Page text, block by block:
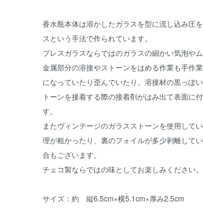
香水瓶本体は溶かしたガラスを型に流し込み圧
スという手法で作られています。
プレスガラスならではのガラスの細かい気泡や
金属部分の溶接やストーンをはめる作業も手作
になっていたり歪んでいたり、溶接材の黒っぽ
トーンを接着する際の接着剤がはみ出て表面に
す。
またヴィンテージのガラスストーンを使用して
理が粗かったり、裏のフォイルが多少剥離して
合もございます。
チェコ製ならではの味としてお楽しみください。
サイズ：約 縦6.5cm×横5.1cm×厚み2.5cm